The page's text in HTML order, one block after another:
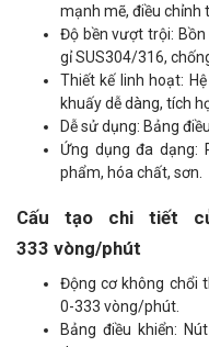
mạnh mẽ, điều chỉnh
Độ bền vượt trội:
gỉ SUS304/316,
Thiết kế linh hoạt:
khuấy dễ dàng, tích
Dễ sử dụng: Bảng
Ứng dụng đa dạng:
phẩm, hóa chất, sơn.
Cấu tạo chi tiết
333 vòng/phút
Động cơ không chổi
0-333 vòng/phút.
Bảng điều khiển: